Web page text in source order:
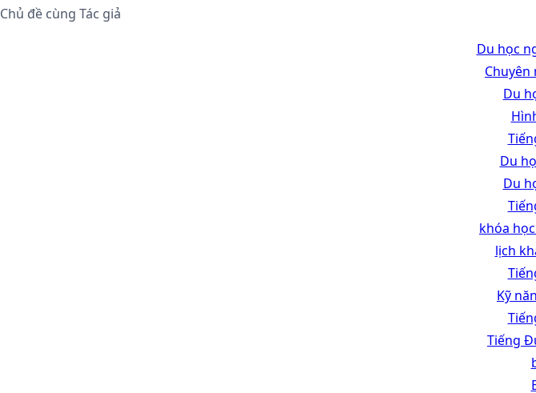
Chủ đề cùng Tác giả
Du học
Chuyên
Du
Du
Du
khóa
lịch
Kỹ
Tiếng